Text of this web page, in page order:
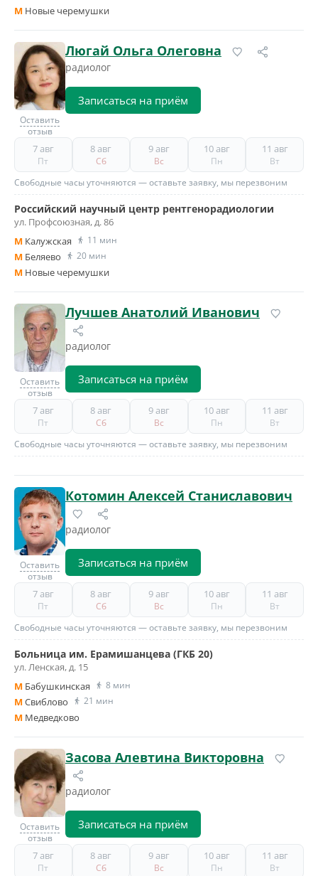
M Новые черемушки
Оставить
отзыв
Люгай Ольга Олеговна
радиолог
Записаться на приём
7 авг
Пт
8 авг
Сб
9 авг
Вс
10 авг
Пн
11 авг
Вт
Свободные часы уточняются — оставьте заявку, мы перезвоним
Российский научный центр рентгенорадиологии
ул. Профсоюзная, д. 86
M Калужская 11 мин
M Беляево 20 мин
M Новые черемушки
Оставить
отзыв
Лучшев Анатолий Иванович
радиолог
Записаться на приём
7 авг
Пт
8 авг
Сб
9 авг
Вс
10 авг
Пн
11 авг
Вт
Свободные часы уточняются — оставьте заявку, мы перезвоним
Оставить
отзыв
Котомин Алексей Станиславович
радиолог
Записаться на приём
7 авг
Пт
8 авг
Сб
9 авг
Вс
10 авг
Пн
11 авг
Вт
Свободные часы уточняются — оставьте заявку, мы перезвоним
Больница им. Ерамишанцева (ГКБ 20)
ул. Ленская, д. 15
M Бабушкинская 8 мин
MСвиблово 21 мин
M Медведково
Оставить
отзыв
Засова Алевтина Викторовна
радиолог
Записаться на приём
7 авг
Пт
8 авг
Сб
9 авг
Вс
10 авг
Пн
11 авг
Вт